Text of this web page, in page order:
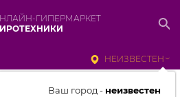
ГИПЕРМАРКЕТ
НЕИЗВЕСТЕН
Ваш город - неизвестен
работы и стомиость доставки в